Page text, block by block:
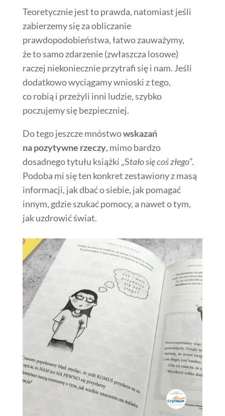
Teoretycznie jest to prawda, natomiast jeśli
zabierzemy się za obliczanie
prawdopodobieństwa, łatwo zauważymy,
że to samo zdarzenie (zwłaszcza losowe)
raczej niekoniecznie przytrafi się i nam. Jeśli
dodatkowo wyciągamy wnioski z tego,
co robią i przeżyli inni ludzie, szybko
poczujemy się bezpieczniej.
Do tego jeszcze mnóstwowskazań
na pozytywne rzeczy, mimo bardzo
dosadnego tytułu książki „Stało się coś złego”.
Podoba mi się ten konkret zestawiony z masą
informacji, jak dbać o siebie, jak pomagać
innym, gdzie szukać pomocy, a nawet o tym,
jak uzdrowić świat.